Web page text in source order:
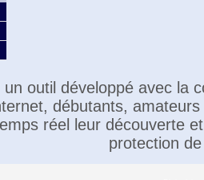
outil développé avec la
débutants,
réel leur découverte
protection